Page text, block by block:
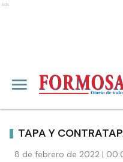
Ads
TAPA Y
8 de febrero de 2022 |